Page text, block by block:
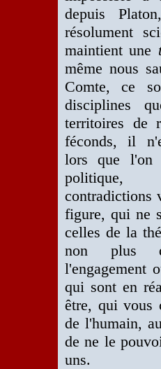
depuis
résolument
maintient une
même nous
Comte, ce
disciplines
territoires de
féconds, il
lors que l'on
contradictions
figure, qui ne
celles de la
non plus
l'engagement
qui sont en
être, qui vous
de l'humain,
de ne le
uns.